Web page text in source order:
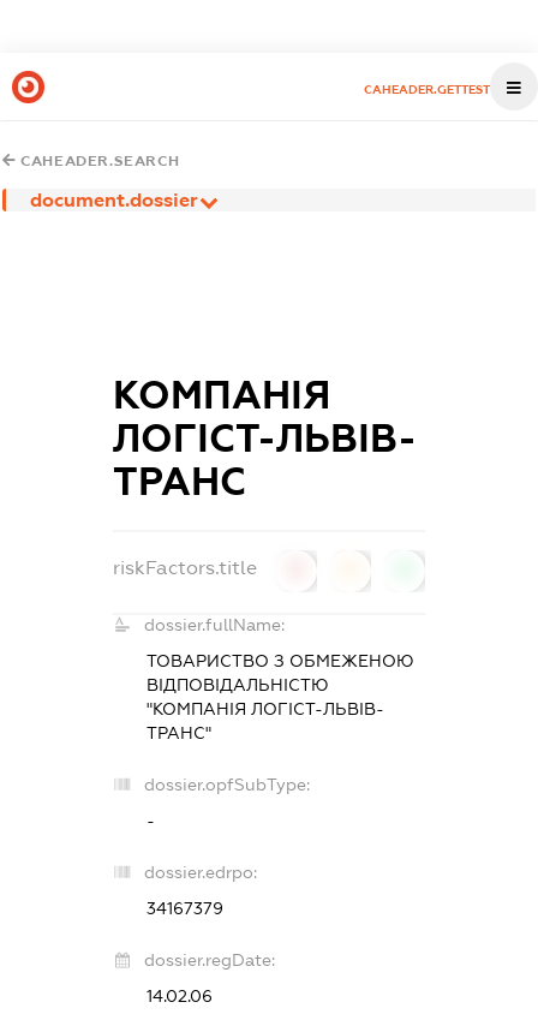
CAHEADER.GETTEST
CAHEADER.SEARCH
document.dossier
КОМПАНІЯ
ЛОГІСТ-ЛЬВІВ-
ТРАНС
riskFactors.title
dossier.fullName:
ТОВАРИСТВО З ОБМЕЖЕНОЮ
ВІДПОВІДАЛЬНІСТЮ
"КОМПАНІЯ ЛОГІСТ-ЛЬВІВ-
ТРАНС"
dossier.opfSubType:
-
dossier.edrpo:
34167379
dossier.regDate:
14.02.06